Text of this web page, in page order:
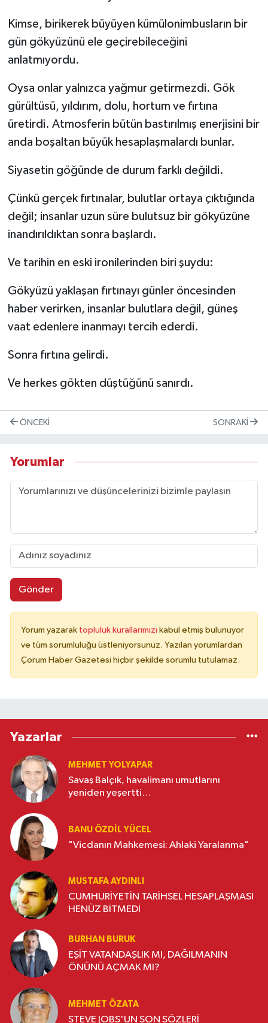
Kimse, birikerek büyüyen kümülonimbusların bir
gün gökyüzünü ele geçirebileceğini
anlatmıyordu.
Oysa onlar yalnızca yağmur getirmezdi. Gök
gürültüsü, yıldırım, dolu, hortum ve fırtına
üretirdi. Atmosferin bütün bastırılmış enerjisini bir
anda boşaltan büyük hesaplaşmalardı bunlar.
Siyasetin göğünde de durum farklı değildi.
Çünkü gerçek fırtınalar, bulutlar ortaya çıktığında
değil; insanlar uzun süre bulutsuz bir gökyüzüne
inandırıldıktan sonra başlardı.
Ve tarihin en eski ironilerinden biri şuydu:
Gökyüzü yaklaşan fırtınayı günler öncesinden
haber verirken, insanlar bulutlara değil, güneş
vaat edenlere inanmayı tercih ederdi.
Sonra fırtına gelirdi.
Ve herkes gökten düştüğünü sanırdı.
ÖNCEKI SONRAKI
Yorumlar
Gönder
Yorum yazarak topluluk kurallarımızı kabul etmiş bulunuyor
ve tüm sorumluluğu üstleniyorsunuz. Yazılan yorumlardan
Çorum Haber Gazetesi hiçbir şekilde sorumlu tutulamaz.
Yazarlar
MEHMET YOLYAPAR
Savaş Balçık, havalimanı umutlarını
yeniden yeşertti…
BANU ÖZDİL YÜCEL
"Vicdanın Mahkemesi: Ahlaki Yaralanma"
MUSTAFA AYDINLI
CUMHURİYETİN TARİHSEL HESAPLAŞMASI
HENÜZ BİTMEDİ
BURHAN BURUK
EŞİT VATANDAŞLIK MI, DAĞILMANIN
ÖNÜNÜ AÇMAK MI?
MEHMET ÖZATA
STEVE JOBS'UN SON SÖZLERİ